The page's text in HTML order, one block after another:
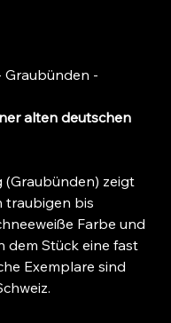
Graubünden -
alten deutschen
(Graubünden) zeigt
traubigen bis
Farbe und
dem Stück eine fast
Exemplare sind